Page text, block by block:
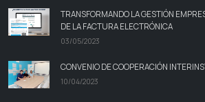
TRANSFORMANDO LA GESTIÓN
DE LA FACTURA ELECTRÓNICA
03/05/2023
CONVENIO DE COOPERACIÓN
10/04/2023